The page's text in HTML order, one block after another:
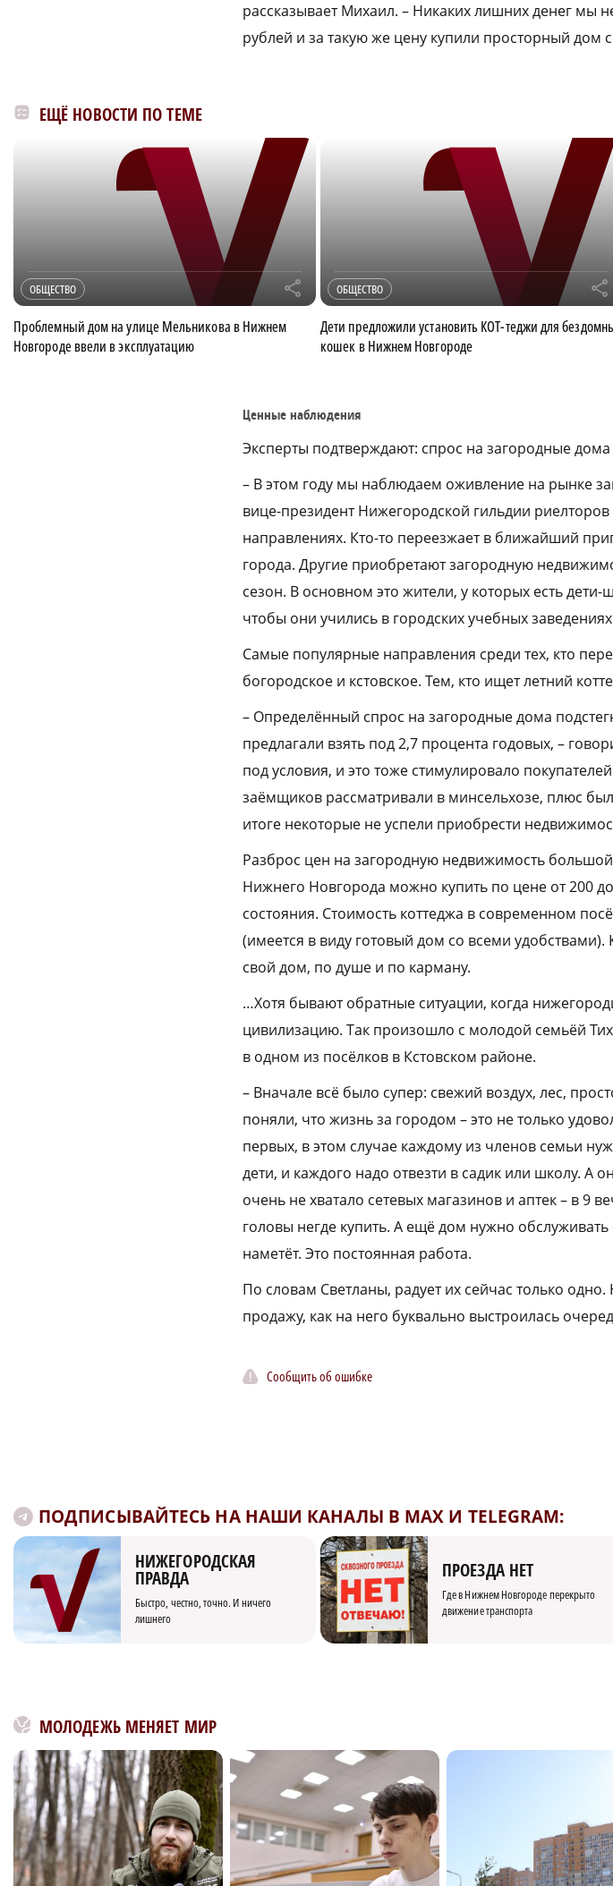
рассказывает Михаил. – Никаких лишних денег мы
рублей и за такую же цену купили просторный дом
ЕЩЁ НОВОСТИ ПО ТЕМЕ
ОБЩЕСТВО r
Проблемный дом на улице Мельникова в Нижнем
Новгороде ввели в эксплуатацию
ОБЩЕСТВО r
Дети предложили установить КОТ-теджи для
кошек в Нижнем Новгороде
Ценные наблюдения
Эксперты подтверждают: спрос на загородные
– В этом году мы наблюдаем оживление на рынке
вице-президент Нижегородской гильдии
направлениях. Кто-то переезжает в ближайший
города. Другие приобретают загородную
сезон. В основном это жители, у которых есть
чтобы они учились в городских учебных
Самые популярные направления среди тех, кто
богородское и кстовское. Тем, кто ищет летний
– Определённый спрос на загородные дома
предлагали взять под 2,7 процента годовых, –
под условия, и это тоже стимулировало
заёмщиков рассматривали в минсельхозе, плюс
итоге некоторые не успели приобрести
Разброс цен на загородную недвижимость
Нижнего Новгорода можно купить по цене от 200
состояния. Стоимость коттеджа в современном
(имеется в виду готовый дом со всеми
свой дом, по душе и по карману.
…Хотя бывают обратные ситуации, когда
цивилизацию. Так произошло с молодой семьёй
в одном из посёлков в Кстовском районе.
– Вначале всё было супер: свежий воздух, лес,
поняли, что жизнь за городом – это не только
первых, в этом случае каждому из членов семьи
дети, и каждого надо отвезти в садик или школу. А
очень не хватало сетевых магазинов и аптек – в 9
головы негде купить. А ещё дом нужно
наметёт. Это постоянная работа.
По словам Светланы, радует их сейчас только
продажу, как на него буквально выстроилась
Сообщить об ошибке
ПОДПИСЫВАЙТЕСЬ НА НАШИ КАНАЛЫ В MAX И TELEGRAM:
НИЖЕГОРОДСКАЯ
ПРАВДА
Быстро, честно, точно. И ничего
лишнего
ПРОЕЗДА НЕТ
Где в Нижнем Новгороде перекрыто
движение транспорта
МОЛОДЕЖЬ МЕНЯЕТ МИР